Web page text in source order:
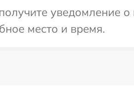
уведомление о
место и время.